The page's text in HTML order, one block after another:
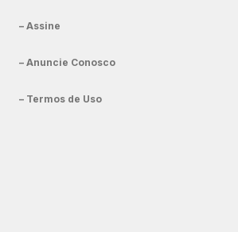
– Assine
– Anuncie Conosco
– Termos de Uso